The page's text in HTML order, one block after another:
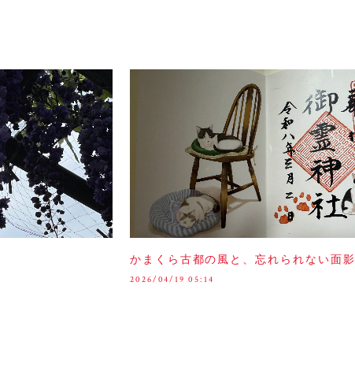
かまくら古都の風と、忘れられない面影
2026/04/19 05:14